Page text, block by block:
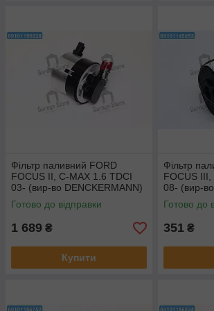
Фільтр паливний FORD
FOCUS II, C-MAX 1.6 TDCI
03- (вир-во DENCKERMANN)
A120433
Готово до відправки
1 689 ₴
Купити
Фільтр
FOCUS III,
08- (вир-
A120381
Готово до
351 ₴